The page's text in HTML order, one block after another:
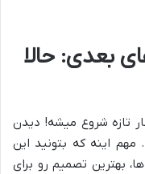
بعدی: حالا
تازه شروع میشه! دیدن
اینه که بتونید این
بهترین تصمیم رو برای